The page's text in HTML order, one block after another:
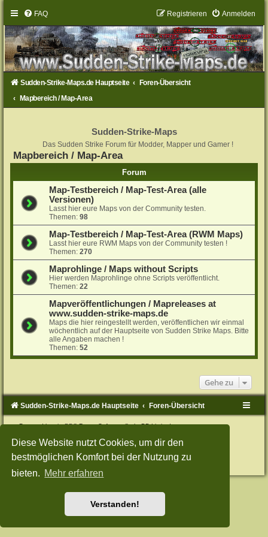
Diese Website nutzt Cookies, um dir den
bestmöglichen Komfort bei der Nutzung zu
bieten. Mehr erfahren
Verstanden!
FAQ Anmelden
Registrieren
Sudden-Strike-Maps.de Hauptseite
Foren-Übersicht
Mapbereich / Map-Area
Sudden-Strike-Maps
Das Sudden Strike Forum für Modder, Mapper und Gamer !
Mapbereich / Map-Area
Forum
Map-Testbereich / Map-Test-Area (alle
Versionen)
Lasst hier eure Maps von der Community testen.
Themen:98
Map-Testbereich / Map-Test-Area (RWM Maps)
Lasst hier eure RWM Maps von der Community testen !
Themen:270
Maprohlinge / Maps without Scripts
Hier werden Maprohlinge ohne Scripts veröffentlicht.
Themen:22
Mapveröffentlichungen / Mapreleases at
www.sudden-strike-maps.de
Maps die hier reingestellt werden, veröffentlichen wir einmal
wöchentlich auf der Hauptseite von Sudden Strike Maps. Bitte
alle Angaben machen !
Themen:52
Gehe zu
Sudden-Strike-Maps.de Hauptseite Foren-Übersicht
Powered byphpBB® Forum Software © phpBB Limited
Style: Green-Style-Split by Joyce&LunaphpBB-Style-Design
Datenschutz |Nutzungsbedingungen